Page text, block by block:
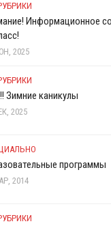
Информационное
2025
Зимние каникулы
2025
программы
2014